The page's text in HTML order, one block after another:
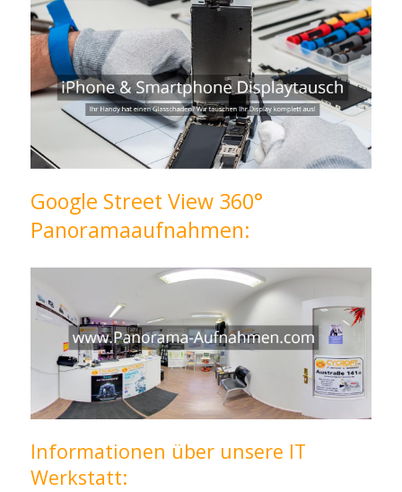
Google Street View 360°
Panoramaaufnahmen:
Informationen über unsere IT
Werkstatt: